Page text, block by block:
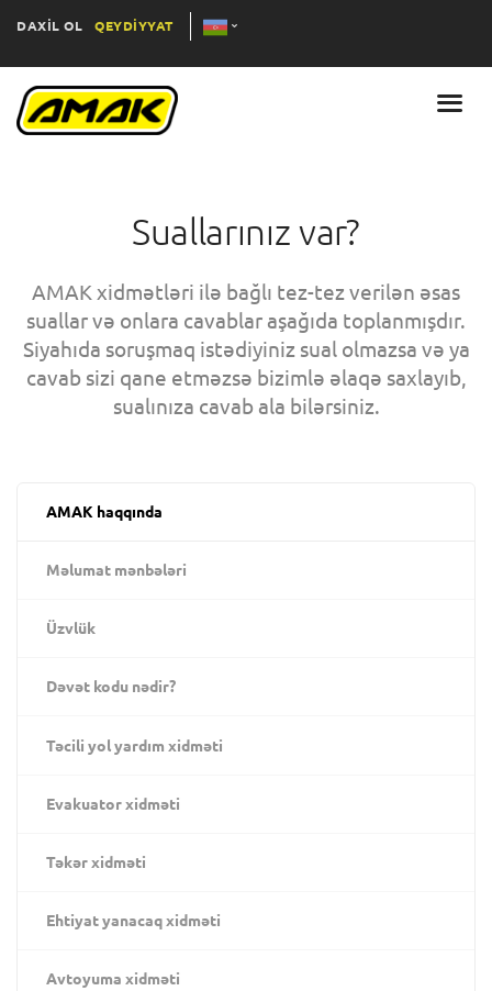
DAXİL OL QEYDİYYAT
Suallarınız var?
AMAK xidmətləri ilə bağlı tez-tez verilən əsas
suallar və onlara cavablar aşağıda toplanmışdır.
Siyahıda soruşmaq istədiyiniz sual olmazsa və ya
cavab sizi qane etməzsə bizimlə əlaqə saxlayıb,
sualınıza cavab ala bilərsiniz.
AMAK haqqında
Məlumat mənbələri
Üzvlük
Dəvət kodu nədir?
Təcili yol yardım xidməti
Evakuator xidməti
Təkər xidməti
Ehtiyat yanacaq xidməti
Avtoyuma xidməti